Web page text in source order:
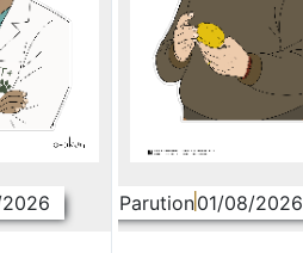
Parution01/08/2026